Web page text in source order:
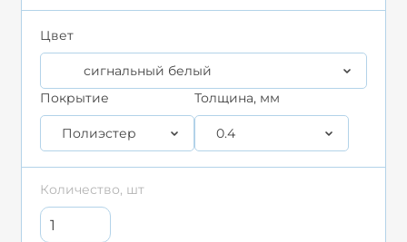
Цвет
сигнальный белый
Покрытие
Полиэстер
Толщина, мм
0.4
Количество, шт